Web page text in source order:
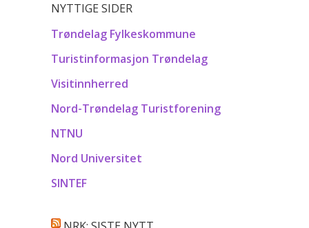
NYTTIGE SIDER
Trøndelag Fylkeskommune
Turistinformasjon Trøndelag
Visitinnherred
Nord-Trøndelag Turistforening
NTNU
Nord Universitet
SINTEF